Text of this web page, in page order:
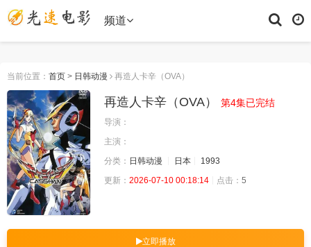
频道
当前位置： 首页 > 日韩动漫 再造人卡辛（OVA）
再造人卡辛（OVA） 第4集已完结
导演：
主演：
分类： 日韩动漫 日本
1993
更新： 2026-07-10 00:18:14 点击： 5
立即播放